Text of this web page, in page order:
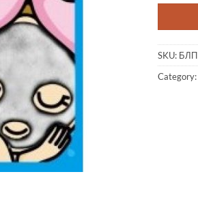
SKU: БЛП
Category: